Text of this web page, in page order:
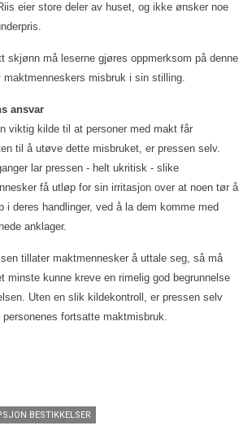
eier store deler av huset, og ikke ønsker noe
skjønn må leserne gjøres oppmerksom på denne
maktmenneskers misbruk i sin stilling.
ansvar
viktig kilde til at personer med makt får
til å utøve dette misbruket, er pressen selv.
lar pressen - helt ukritisk - slike
få utløp for sin irritasjon over at noen tør å
i deres handlinger, ved å la dem komme med
anklager.
tillater maktmennesker å uttale seg, så må
minste kunne kreve en rimelig god begrunnelse
Uten en slik kildekontroll, er pressen selv
fortsatte maktmisbruk.
BESTIKKELSER